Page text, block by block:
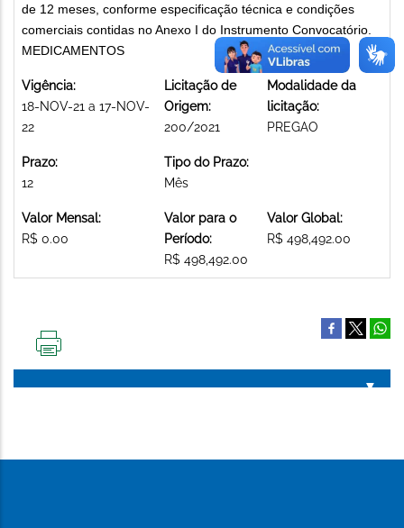
de 12 meses, conforme especificação técnica e condições
comerciais contidas no Anexo I do Instrumento Convocatório.
MEDICAMENTOS
Vigência:
18-NOV-21 a 17-NOV-
22
Licitação de
Origem:
200/2021
Modalidade da
licitação:
PREGAO
Prazo:
12
Tipo do Prazo:
Mês
Valor Mensal:
R$ 0.00
Valor para o
Período:
R$ 498,492.00
Valor Global:
R$ 498,492.00
PÁGINA